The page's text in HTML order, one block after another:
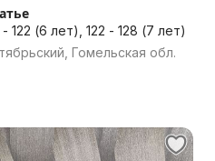
- 122 (6 лет), 122 - 128 (7 лет)
Гомельская обл.